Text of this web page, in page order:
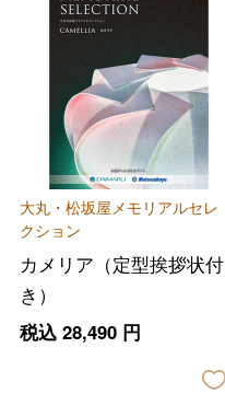
大丸・松坂屋メモリアルセレ
クション
カメリア（定型挨拶状付
き）
税込 28,490円